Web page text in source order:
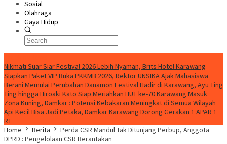
Sosial
Olahraga
Gaya Hidup
Nikmati Suar Siar Festival 2026 Lebih Nyaman, Brits Hotel Karawang
Siapkan Paket VIP Buka PKKMB 2026, Rektor UNSIKA Ajak Mahasiswa
Berani Memulai Perubahan Danamon Festival Hadir di Karawang, Ayu Ting
Ting hingga Hiroaki Kato Siap Meriahkan HUT ke-70Karawang Masuk
Zona Kuning, Damkar : Potensi Kebakaran Meningkat di Semua Wilayah
Api Kecil Bisa Jadi Petaka, Damkar Karawang Dorong Gerakan 1 APAR 1
RT
Home
Berita
Perda CSR Mandul Tak Ditunjang Perbup, Anggota
DPRD : Pengelolaan CSR Berantakan